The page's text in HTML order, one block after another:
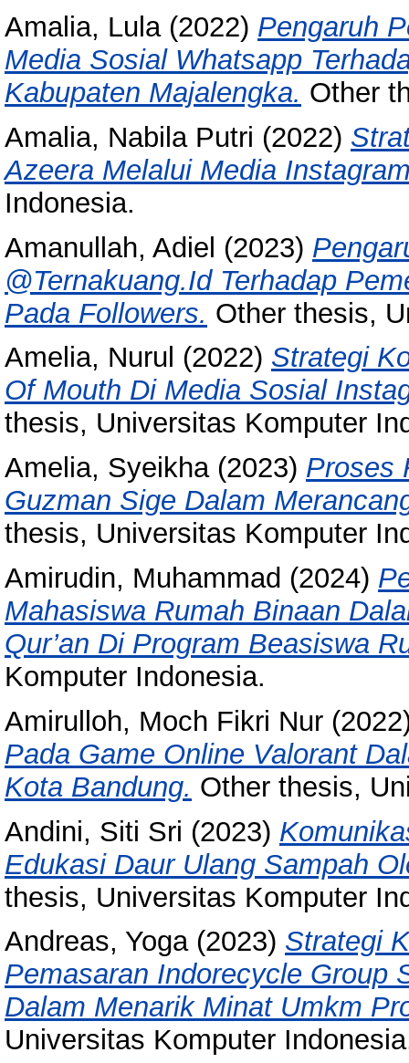
Amalia, Lula(2022) Pengaruh
Media Sosial Whatsapp
Kabupaten Majalengka. Other
Amalia, Nabila Putri (2022)
Azeera Melalui Media
Indonesia.
Amanullah, Adiel (2023)
@Ternakuang.Id Terhadap
Pada Followers. Other thesis,
Amelia, Nurul (2022) Strategi
Of Mouth Di Media Sosial
thesis, Universitas Komputer
Amelia, Syeikha(2023) Proses
Guzman Sige Dalam
thesis, Universitas Komputer
Amirudin, Muhammad (2024)
Mahasiswa Rumah Binaan
Qur’an Di Program Beasiswa
Komputer Indonesia.
Amirulloh, Moch Fikri Nur
Pada Game Online Valorant
Kota Bandung. Other thesis,
Andini, Siti Sri (2023)
Edukasi Daur Ulang Sampah
thesis, Universitas Komputer
Andreas, Yoga(2023) Strategi
Pemasaran Indorecycle Group
Dalam Menarik Minat Umkm
Universitas Komputer